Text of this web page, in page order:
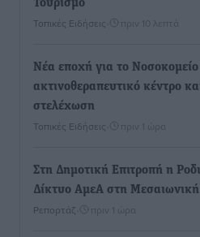
Τουρισμό
Τοπικές Ειδήσεις πριν 10 λεπτά
Νέα εποχή για το
ακτινοθεραπευτικό κέντρο
στελέχωση
Τοπικές Ειδήσεις πριν 1 ώρα
Στη Δημοτική Επιτροπή η
Δίκτυο ΑμεΑ στη
Ρεπορτάζ πριν 1 ώρα